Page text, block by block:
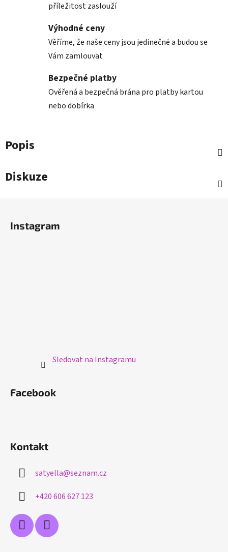
příležitost zaslouží
Výhodné ceny
Věříme, že naše ceny jsou jedinečné a budou se
Vám zamlouvat
Bezpečné platby
Ověřená a bezpečná brána pro platby kartou
nebo dobírka
Popis
Diskuze
Instagram
Sledovat na Instagramu
Facebook
Kontakt
satyella@seznam.cz
+420 606 627 123